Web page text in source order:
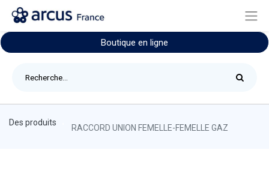
Boutique en ligne
Des produits
RACCORD UNION FEMELLE-FEMELLE GAZ